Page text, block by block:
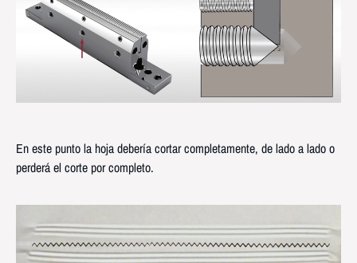
En este punto la hoja debería cortar completamente, de lado a lado o
perderá el corte por completo.